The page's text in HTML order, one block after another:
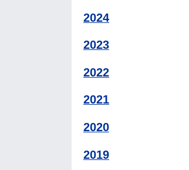
2024
2023
2022
2021
2020
2019